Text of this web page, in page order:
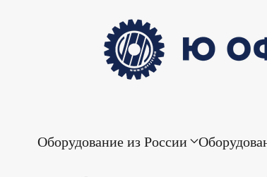
Оборудование из России